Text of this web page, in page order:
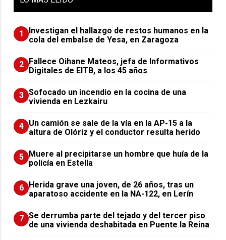
1
Investigan el hallazgo de restos humanos en la
cola del embalse de Yesa, en Zaragoza
2
Fallece Oihane Mateos, jefa de Informativos
Digitales de EITB, a los 45 años
3 Sofocado un incendio en la cocina de una
vivienda en Lezkairu
4 Un camión se sale de la vía en la AP-15 a la
altura de Olóriz y el conductor resulta herido
5
Muere al precipitarse un hombre que huía de la
policía en Estella
6
Herida grave una joven, de 26 años, tras un
aparatoso accidente en la NA-122, en Lerín
7 Se derrumba parte del tejado y del tercer piso
de una vivienda deshabitada en Puente la Reina